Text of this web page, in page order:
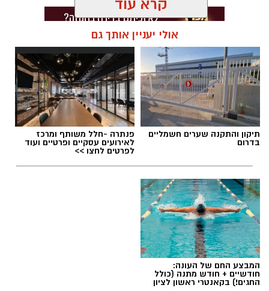
תגים:מכבי ראשון לציון, אור קורלניוס
קרא עוד
אולי יעניין אותך גם
תיקון והתקנה שערים חשמליים
בדרום
פנתרה -חלל משותף ומרכז
לאירועים עסקיים ופרטיים ועוד
לפרטים לחצו >>
המבצע החם של העונה:
חודשיים + חודש מתנה (כולל
החגים!) בקאנטרי ראשון לציון